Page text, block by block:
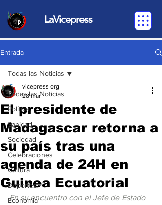
LaVicepress
Entrada
Todas las Noticias
Política
Sanidad
Sociedad
Celebraciones
Cultura
Deportes
Economia
Todas las Noticias
El presidente de
Madagascar retorna a
su país tras una
agenda de 24H en
Guinea Ecuatorial
vicepress org
28 mar
En su encuentro con el Jefe de Estado